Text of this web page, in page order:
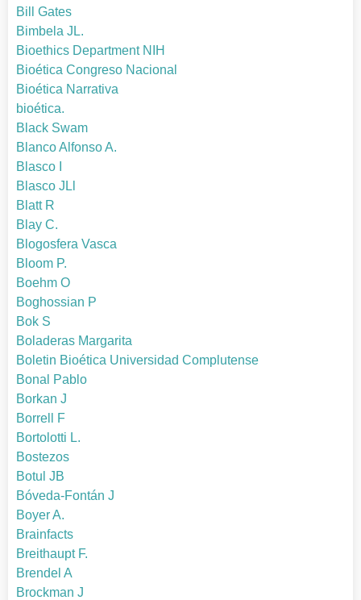
Bill Gates
Bimbela JL.
Bioethics Department NIH
Bioética Congreso Nacional
Bioética Narrativa
bioética.
Black Swam
Blanco Alfonso A.
Blasco I
Blasco JLl
Blatt R
Blay C.
Blogosfera Vasca
Bloom P.
Boehm O
Boghossian P
Bok S
Boladeras Margarita
Boletin Bioética Universidad Complutense
Bonal Pablo
Borkan J
Borrell F
Bortolotti L.
Bostezos
Botul JB
Bóveda-Fontán J
Boyer A.
Brainfacts
Breithaupt F.
Brendel A
Brockman J